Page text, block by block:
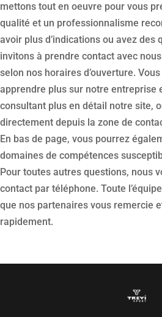
mettons tout en oeuvre pour vous
qualité et un professionnalisme
avoir plus d’indications ou avez des
invitons à prendre contact avec
selon nos horaires d’ouverture.
apprendre plus sur notre entreprise
consultant plus en détail notre site,
directement depuis la zone de
En bas de page, vous pourrez
domaines de compétences
Pour toutes autres questions, nous
contact par téléphone. Toute
que nos partenaires vous remercie
rapidement.